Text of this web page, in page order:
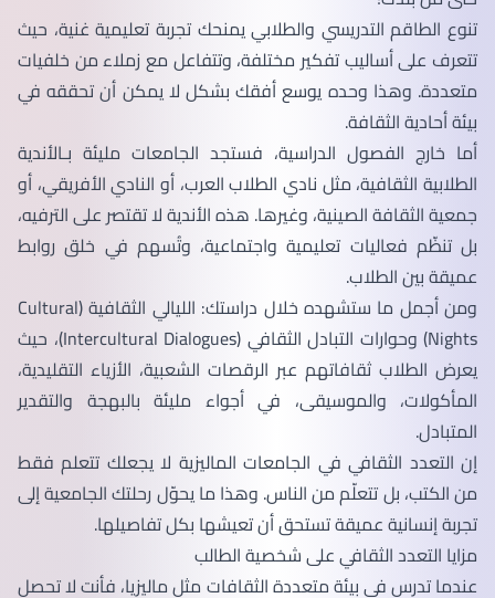
تنوع الطاقم التدريسي والطلابي يمنحك تجربة تعليمية غنية، حيث
تتعرف على أساليب تفكير مختلفة، وتتفاعل مع زملاء من خلفيات
متعددة. وهذا وحده يوسع أفقك بشكل لا يمكن أن تحققه في
بيئة أحادية الثقافة.
أما خارج الفصول الدراسية، فستجد الجامعات مليئة بـالأندية
الطلابية الثقافية، مثل نادي الطلاب العرب، أو النادي الأفريقي، أو
جمعية الثقافة الصينية، وغيرها. هذه الأندية لا تقتصر على الترفيه،
بل تنظّم فعاليات تعليمية واجتماعية، وتُسهم في خلق روابط
عميقة بين الطلاب.
ومن أجمل ما ستشهده خلال دراستك: الليالي الثقافية (Cultural
Nights) وحوارات التبادل الثقافي (Intercultural Dialogues)، حيث
يعرض الطلاب ثقافاتهم عبر الرقصات الشعبية، الأزياء التقليدية،
المأكولات، والموسيقى، في أجواء مليئة بالبهجة والتقدير
المتبادل.
إن التعدد الثقافي في الجامعات الماليزية لا يجعلك تتعلم فقط
من الكتب، بل تتعلّم من الناس. وهذا ما يحوّل رحلتك الجامعية إلى
تجربة إنسانية عميقة تستحق أن تعيشها بكل تفاصيلها.
مزايا التعدد الثقافي على شخصية الطالب
عندما تدرس في بيئة متعددة الثقافات مثل ماليزيا، فأنت لا تحصل